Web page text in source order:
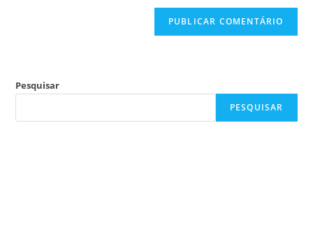
Pesquisar
PESQUISAR